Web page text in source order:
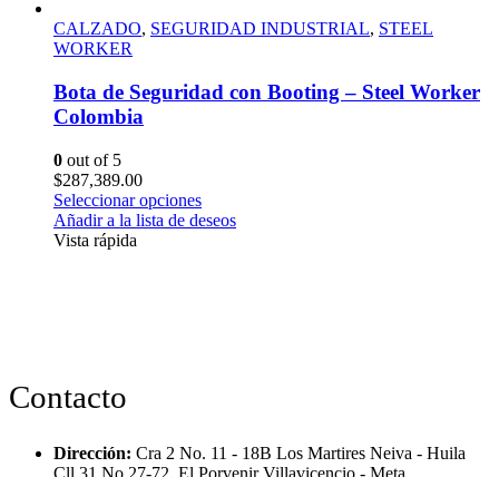
CALZADO, SEGURIDAD INDUSTRIAL, STEEL
WORKER
Bota de Seguridad con Booting – Steel Worker
Colombia
0 out of 5
$287,389.00
Seleccionar opciones
Añadir a la lista de deseos
Vista rápida
Contacto
Dirección: Cra 2 No. 11 - 18B Los Martires Neiva - Huila
Cll 31 No 27-72. El Porvenir Villavicencio - Meta